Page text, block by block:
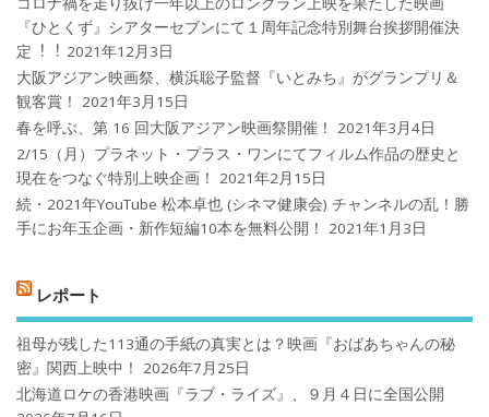
『ひとくず』シアターセブンにて１周年記念特別舞台挨拶開催決
定︕︕ 2021年12月3日
大阪アジアン映画祭、横浜聡子監督『いとみち』がグランプリ＆
観客賞！
2021年3月15日
春を呼ぶ、第 16 回大阪アジアン映画祭開催！
2021年3月4日
2/15（月）プラネット・プラス・ワンにてフィルム作品の歴史と
現在をつなぐ特別上映企画！
2021年2月15日
続・2021年YouTube 松本卓也 (シネマ健康会) チャンネルの乱！勝
手にお年玉企画・新作短編10本を無料公開！
2021年1月3日
レポート
祖母が残した113通の手紙の真実とは？映画『おばあちゃんの秘
密』関西上映中！
2026年7月25日
北海道ロケの香港映画『ラブ・ライズ』、９月４日に全国公開